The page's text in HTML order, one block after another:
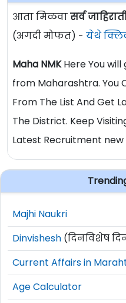
आता मिळवासर्व
(अगदी मोफत) - येथे
Maha NMKHere You
from Maharashtra. You
From The List And Get
The District. Keep
Latest Recruitment
Majhi Naukri
Dinvishesh (दिनविशेष
Current Affairs in
Age Calculator